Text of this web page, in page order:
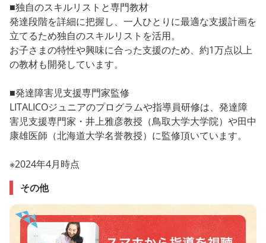
■独自のスキルリストと専門教材
発達段階を詳細に把握し、一人ひとりに最適な支援計画を
立てるため独自のスキルリストを活用。
お子さまの特性や興味に合った支援のため、約1万点以上
の教材も開発しています。
■発達障害児支援専門家監修
LITALICOジュニアのプログラムや指導員研修は、発達障
害児支援専門家・井上雅彦教授（鳥取大学大学院）や田中
康雄医師（北海道大学名誉教授）に監修頂いています。
※2024年4月時点
その他